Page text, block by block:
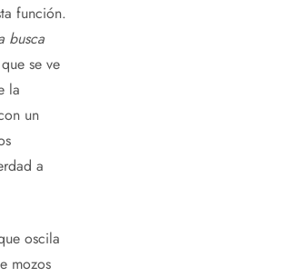
función.
busca
se ve
la
un
a
oscila
mozos